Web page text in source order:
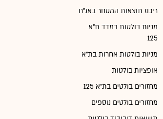
ריכוז תוצאות המסחר באג"ח
מניות בולטות במדד ת"א
125
מניות בולטות אחרות בת"א
אופציות בולטות
מחזורים בולטים בת"א 125
מחזורים בולטים נוספים